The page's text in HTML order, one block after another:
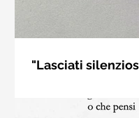
"Lasciati
silenziosamente